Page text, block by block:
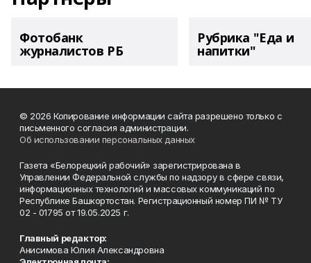
Фотобанк
журналистов РБ
Рубрика "Еда и
напитки"
© 2026 Копирование информации сайта разрешено только с
письменного согласия администрации.
Об использовании персональных данных
Газета «Белорецкий рабочий» зарегистрирована в
Управлении Федеральной службы по надзору в сфере связи,
информационных технологий и массовых коммуникаций по
Республике Башкортостан. Регистрационный номер ПИ № ТУ
02 - 01795 от 19.05.2025 г.
Главный редактор:
Анисимова Юлия Александровна